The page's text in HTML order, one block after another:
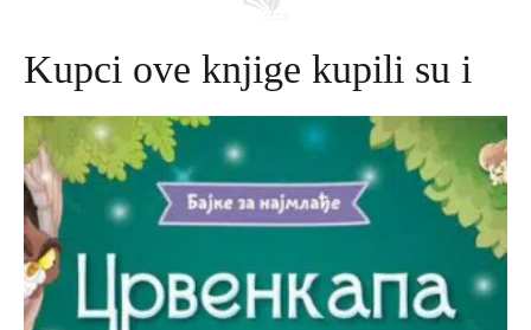
Kupci ove knjige kupili su i